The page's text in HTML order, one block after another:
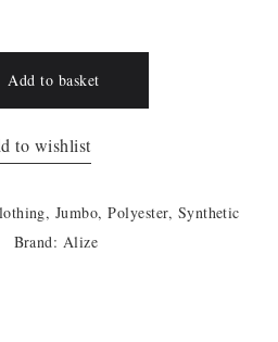
Add to basket
to wishlist
, Jumbo,Polyester, Synthetic
Brand: Alize